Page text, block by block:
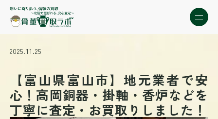
2025.11.25
【富山県富山市】地元業者で安
心！高岡銅器・掛軸・香炉などを
丁寧に査定・お買取りしました！